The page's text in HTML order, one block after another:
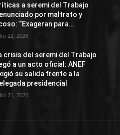
a seremi del Trabajo
por maltrato y
“Exageran para...
22, 2026
crisis del seremi del Trabajo
a un acto oficial: ANEF
su salida frente a la
presidencial
21, 2026